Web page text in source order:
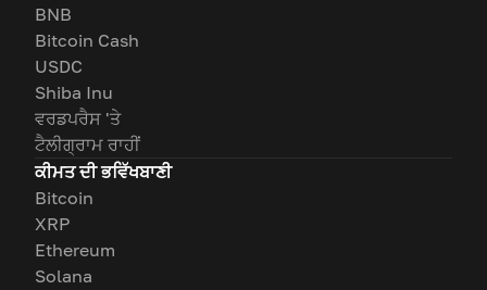
BNB
Bitcoin Cash
USDC
Shiba Inu
ਵਰਡਪਰੈਸ 'ਤੇ
ਟੈਲੀਗ੍ਰਾਮ ਰਾਹੀਂ
ਕੀਮਤ ਦੀ ਭਵਿੱਖਬਾਣੀ
Bitcoin
XRP
Ethereum
Solana